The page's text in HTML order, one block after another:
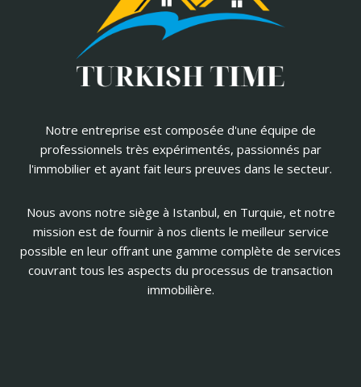
Notre entreprise est composée d'une équipe de
professionnels très expérimentés, passionnés par
l'immobilier et ayant fait leurs preuves dans le secteur.
Nous avons notre siège à Istanbul, en Turquie, et notre
mission est de fournir à nos clients le meilleur service
possible en leur offrant une gamme complète de services
couvrant tous les aspects du processus de transaction
immobilière.